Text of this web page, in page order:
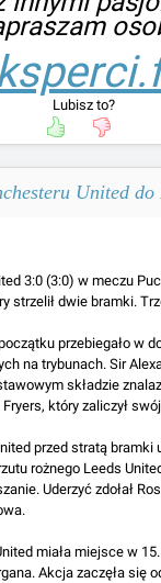
Lubisz to?
United
3:0 (3:0) w meczu
strzelił dwie bramki.
przebiegało w
na trybunach. Sir
składzie
który zaliczył
przed stratą bramki
rożnego Leeds
Uderzyć zdołał
miała miejsce w
Akcja zaczęła się